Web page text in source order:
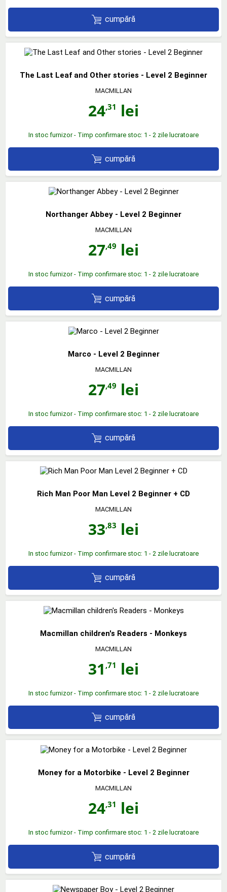
cumpără
The Last Leaf and Other stories - Level 2 Beginner
MACMILLAN
24,31 lei
In stoc furnizor - Timp confirmare stoc: 1 - 2 zile lucratoare
cumpără
Northanger Abbey - Level 2 Beginner
MACMILLAN
27,49 lei
In stoc furnizor - Timp confirmare stoc: 1 - 2 zile lucratoare
cumpără
Marco - Level 2 Beginner
MACMILLAN
27,49 lei
In stoc furnizor - Timp confirmare stoc: 1 - 2 zile lucratoare
cumpără
Rich Man Poor Man Level 2 Beginner + CD
MACMILLAN
33,83 lei
In stoc furnizor - Timp confirmare stoc: 1 - 2 zile lucratoare
cumpără
Macmillan children's Readers - Monkeys
MACMILLAN
31 ,71 lei
In stoc furnizor - Timp confirmare stoc: 1 - 2 zile lucratoare
cumpără
Money for a Motorbike - Level 2 Beginner
MACMILLAN
24,31 lei
In stoc furnizor - Timp confirmare stoc: 1 - 2 zile lucratoare
cumpără